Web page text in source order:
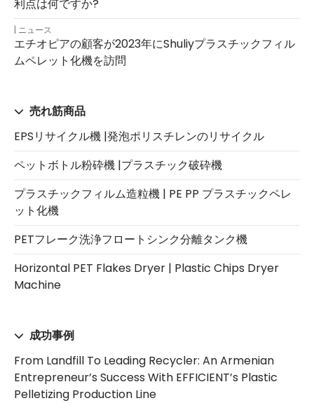
利点は何ですか?
ニュース
エチオピアの顧客が2023年にShuliyプラスチックフィル
ムペレット化機を訪問
売れ筋商品
EPSリサイクル機 |発泡ポリスチレンのリサイクル
ペットボトル粉砕機 |プラスチック破砕機
プラスチックフィルム造粒機 | PE PP プラスチックペレ
ット化機
PETフレーク洗浄フロートシンク分離タンク機
Horizontal PET Flakes Dryer | Plastic Chips Dryer
Machine
成功事例
From Landfill To Leading Recycler: An Armenian
Entrepreneur’s Success With EFFICIENT’s Plastic
Pelletizing Production Line